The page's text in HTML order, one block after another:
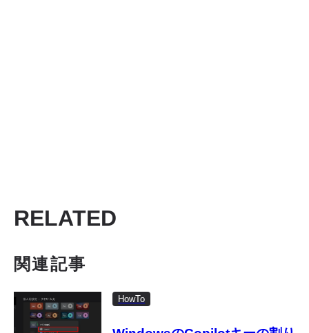
RELATED
関連記事
HowTo